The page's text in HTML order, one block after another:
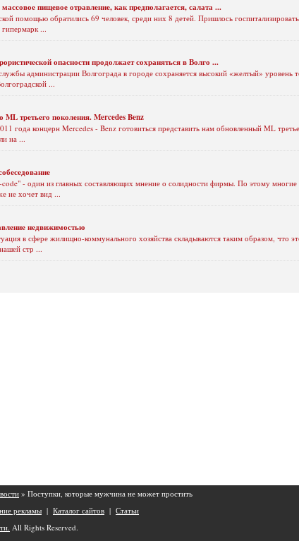
пищевое отравление, как предполагается, салата ...
помощью обратились 69 человек, среди них 8 детей. Пришлось
гипермарк ...
опасности продолжает сохраняться в Волго ...
администрации Волгограда в городе сохраняется высокий «желтый» уровень
...
ML третьего поколения. Mercedes Benz
года концерн Mercedes - Benz готовиться представить нам обновленный ML
на ...
- один из главных составляющих мнение о солидности фирмы. По этому многие
не хочет вид ...
недвижимостью
в сфере жилищно-коммунального хозяйства складываются таким образом, что
стр ...
» Поступки, которые мужчина не может простить
рекламы | Каталог сайтов | Статьи
All Rights Reserved.